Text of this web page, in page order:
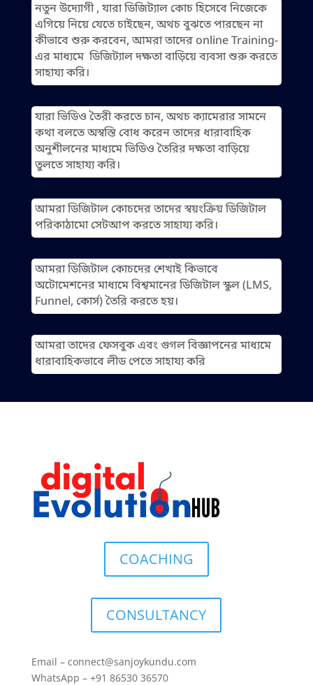
নতুন উদ্যোগী , যারা ডিজিট্যাল কোচ হিসেবে নিজেকে
এগিয়ে নিয়ে যেতে চাইছেন, অথচ বুঝতে পারছেন না
কীভাবে শুরু করবেন, আমরা তাদের online Training-
এর মাধ্যমে ডিজিট্যাল দক্ষতা বাড়িয়ে ব্যবসা শুরু করতে
সাহায্য করি।
যারা ভিডিও তৈরী করতে চান, অথচ ক্যামেরার সামনে
কথা বলতে অস্বস্তি বোধ করেন তাদের ধারাবাহিক
অনুশীলনের মাধ্যমে ভিডিও তৈরির দক্ষতা বাড়িয়ে
তুলতে সাহায্য করি।
আমরা ডিজিটাল কোচদের তাদের স্বয়ংক্রিয় ডিজিটাল
পরিকাঠামো সেটআপ করতে সাহায্য করি।
আমরা ডিজিটাল কোচদের শেখাই কিভাবে
অটোমেশনের মাধ্যমে বিশ্বমানের ডিজিটাল স্কুল (LMS,
Funnel, কোর্স) তৈরি করতে হয়।
আমরা তাদের ফেসবুক এবং গুগল বিজ্ঞাপনের মাধ্যমে
ধারাবাহিকভাবে লীড পেতে সাহায্য করি
COACHING
CONSULTANCY
Email – connect@sanjoykundu.com
WhatsApp – +91 86530 36570